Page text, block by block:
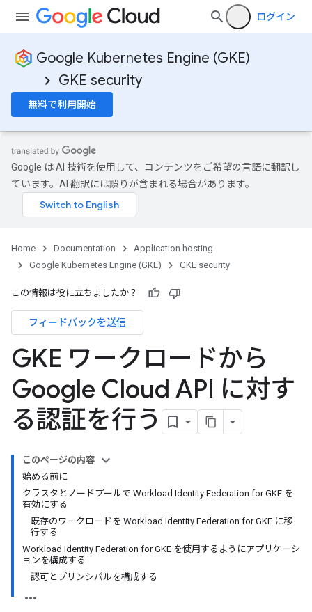
ログイン
Google Kubernetes Engine (GKE)
GKE security
無料で利用開始
Google は AI 技術を使用して、コンテンツをご希望の言語に翻訳し
ています。AI 翻訳には誤りが含まれる場合があります。
Home Documentation
Application hosting
Google Kubernetes Engine (GKE)
GKE security
この情報は役に立ちましたか？
フィードバックを送信
GKE ワークロードから
Google Cloud API に対す
る認証を行う
このページの内容
始める前に
クラスタとノードプールで Workload Identity Federation for GKE を
有効にする
既存のワークロードを Workload Identity Federation for GKE に移
行する
Workload Identity Federation for GKE を使用するようにアプリケーシ
ョンを構成する
認可とプリンシパルを構成する